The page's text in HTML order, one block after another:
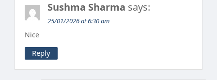
Sushma Sharma says:
25/01/2026 at 6:30 am
Nice
Reply